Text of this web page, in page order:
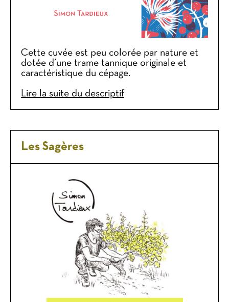
Cette cuvée est peu colorée par nature et
dotée d’une trame tannique originale et
caractéristique du cépage.
Lire la suite du descriptif
Les Sagères